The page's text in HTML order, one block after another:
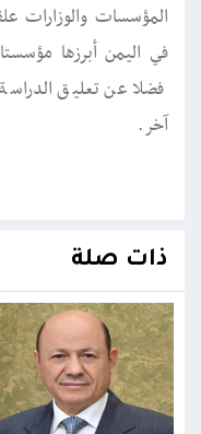
المؤسسات والوزارات
في اليمن أبرزها
فضلا عن تعليق
آخر.
ذات صلة